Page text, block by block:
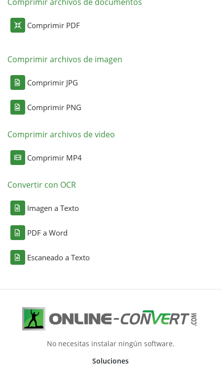
Comprimir PDF
Comprimir archivos de imagen
Comprimir JPG
Comprimir PNG
Comprimir archivos de video
Comprimir MP4
Convertir con OCR
Imagen a Texto
PDF a Word
Escaneado a Texto
No necesitas instalar ningún software.
Soluciones